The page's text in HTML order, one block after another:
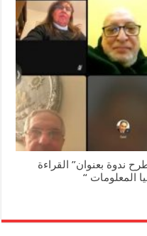
ندوة بعنوان” القراءة
المعلومات “